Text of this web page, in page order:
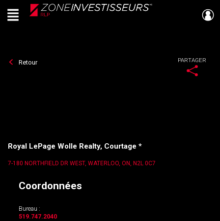
Live
En Direct
Menu
Retour PARTAGER
Royal LePage Wolle Realty, Courtage *
7-180 NORTHFIELD DR WEST, WATERLOO, ON, N2L 0C7
Coordonnées
Bureau :
519.747.2040